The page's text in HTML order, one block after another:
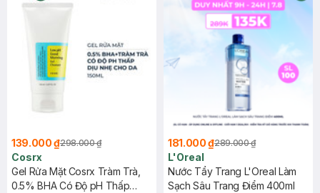
139.000 ₫298.000 ₫
Cosrx
Gel Rửa Mặt Cosrx Tràm Trà,
0.5% BHA Có Độ pH Thấp
181.000 ₫289.000 ₫
L'Oreal
Nước Tẩy Trang L'Oreal Làm
Sạch Sâu Trang Điểm 400ml